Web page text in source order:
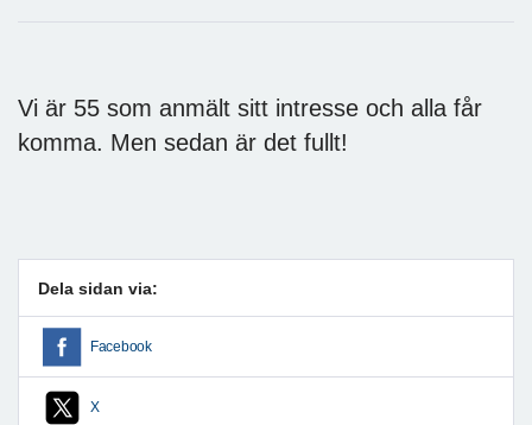
Vi är 55 som anmält sitt intresse och alla får
komma. Men sedan är det fullt!
Dela sidan via:
Facebook
X